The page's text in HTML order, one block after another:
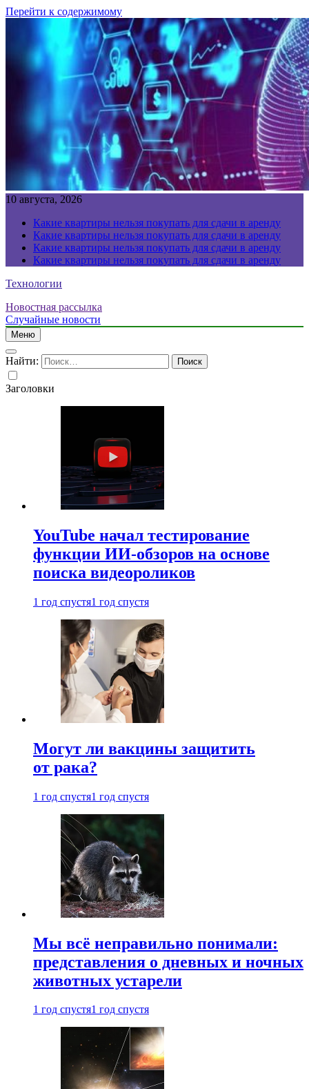
Перейти к содержимому
10 августа, 2026
Какие квартиры нельзя покупать для сдачи в аренду
Какие квартиры нельзя покупать для сдачи в аренду
Какие квартиры нельзя покупать для сдачи в аренду
Какие квартиры нельзя покупать для сдачи в аренду
Технологии
Новостная рассылка
Случайные новости
Меню
Найти:
Заголовки
YouTube начал тестирование
функции ИИ-обзоров на основе
поиска видеороликов
1 год спустя1 год спустя
Могут ли вакцины защитить
от рака?
1 год спустя1 год спустя
Мы всё неправильно понимали:
представления о дневных и ночных
животных устарели
1 год спустя1 год спустя